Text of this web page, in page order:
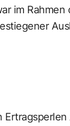
im Rahmen